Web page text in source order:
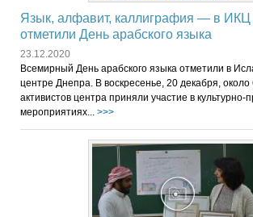
Язык, алфавит, каллиграфия — в ИКЦ
отметили День арабского языка
23.12.2020
Всемирный День арабского языка отметили в
центре Днепра. В воскресенье, 20 декабря, около
активистов центра приняли участие в культурно-
мероприятиях... >>>